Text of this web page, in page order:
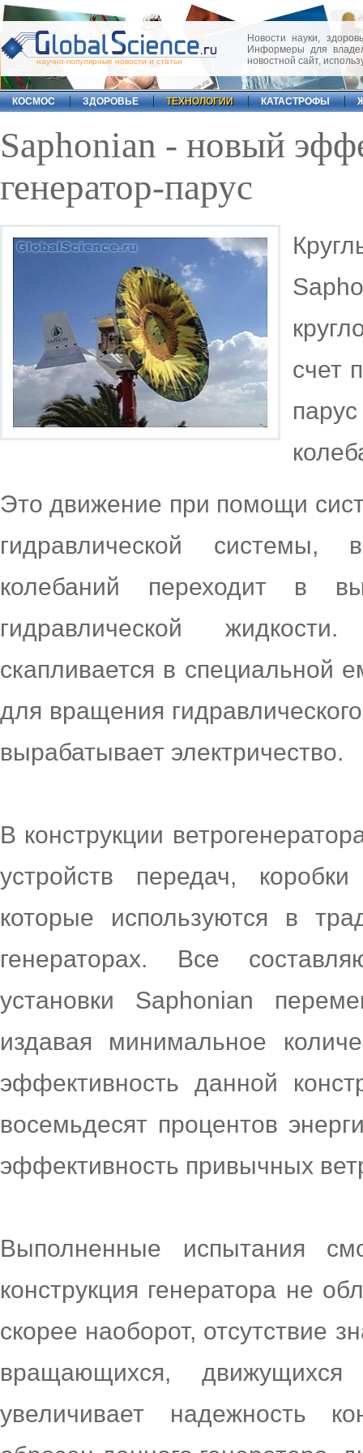
научно-популярные новости и статьи
Новости науки,
Информеры для
новостной сайт,
КОСМОС ЗДОРОВЬЕ ТЕХНОЛОГИИ КАТАСТРОФЫ
Saphonian - новый
генератор-парус
счет
Это движение при помощи
гидравлической
колебаний переходит в
гидравлической
скапливается в специальной
для вращения
вырабатывает электричество.
В конструкции
устройств передач,
которые используются в
генераторах. Все
установки Saphonian
издавая минимальное
эффективность данной
восемьдесят процентов
эффективность привычных
Выполненные испытания
конструкция генератора не
скорее наоборот, отсутствие
вращающихся,
увеличивает надежность